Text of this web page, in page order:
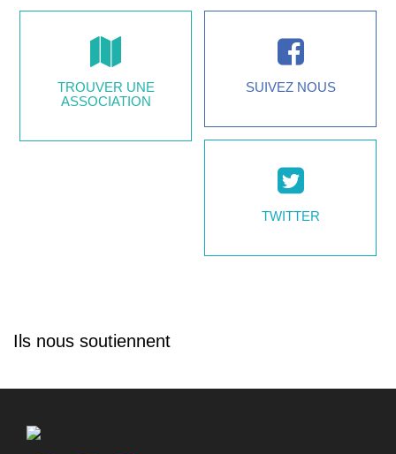
TROUVER UNE
ASSOCIATION
SUIVEZ NOUS
TWITTER
Ils nous soutiennent